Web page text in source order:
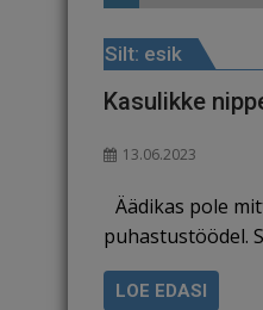
Silt: esik
Kasulikke
13.06.2023
Äädikas pole
puhastustöödel.
LOE EDASI